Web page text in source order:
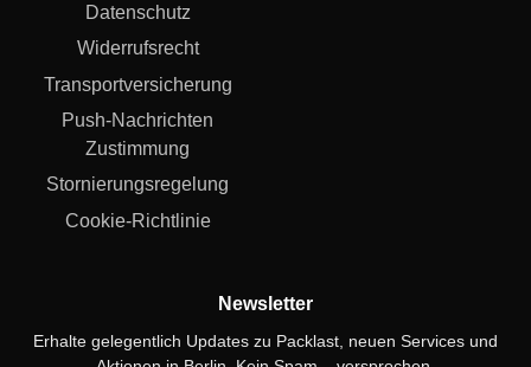
Datenschutz
Widerrufsrecht
Transportversicherung
Push-Nachrichten
Zustimmung
Stornierungsregelung
Cookie-Richtlinie
Newsletter
Erhalte gelegentlich Updates zu Packlast, neuen Services und